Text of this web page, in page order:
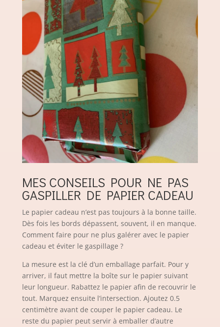
MES CONSEILS POUR NE PAS
GASPILLER DE PAPIER CADEAU
Le papier cadeau n’est pas toujours à la bonne taille.
Dès fois les bords dépassent, souvent, il en manque.
Comment faire pour ne plus galérer avec le papier
cadeau et éviter le gaspillage ?
La mesure est la clé d’un emballage parfait. Pour y
arriver, il faut mettre la boîte sur le papier suivant
leur longueur. Rabattez le papier afin de recouvrir le
tout. Marquez ensuite l’intersection. Ajoutez 0.5
centimètre avant de couper le papier cadeau. Le
reste du papier peut servir à emballer d’autre